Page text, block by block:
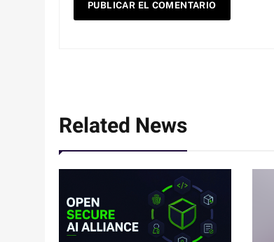
Related News